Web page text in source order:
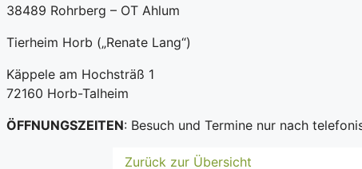
38489 Rohrberg – OT Ahlum
Tierheim Horb („Renate Lang“)
Käppele am Hochsträß 1
72160 Horb-Talheim
ÖFFNUNGSZEITEN: Besuch und Termine nur nach
Zurück zur Übersicht